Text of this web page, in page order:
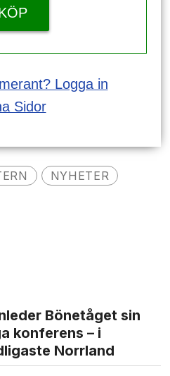
Logga in
Sidor
NYHETER
Bönetåget sin
konferens – i
Norrland